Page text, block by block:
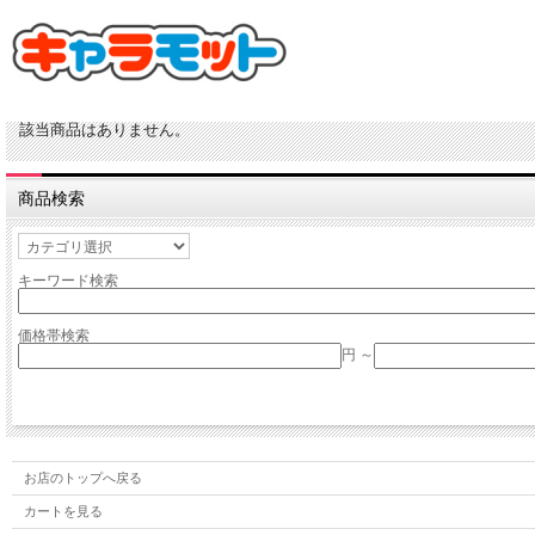
該当商品はありません。
商品検索
キーワード検索
価格帯検索
円 ～
お店のトップへ戻る
カートを見る